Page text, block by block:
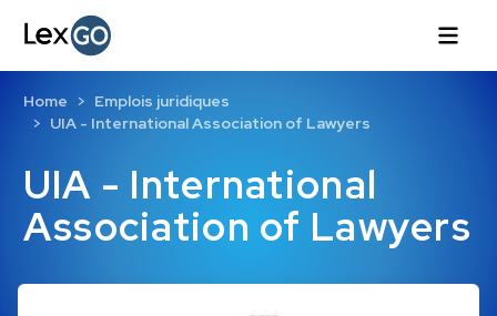
UIA - International
Association of Lawyers
Home
Emplois juridiques
UIA - International Association of Lawyers